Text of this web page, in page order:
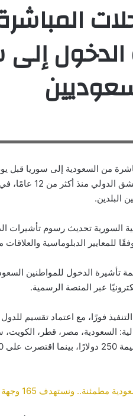
إلى
من السعودية إلى سوريا قبل
سعودي يستأنف
البلدين.
السورية تحديث رسوم تأشيرات
للمعايير الدبلوماسية والعلاقات
عبر المنصة الرسمية.
فورًا، مع اعتماد تقسيم
دولارًا الدول التالية: السعودية، مصر،
ونستهدف 165 وجهة بحلول 2030